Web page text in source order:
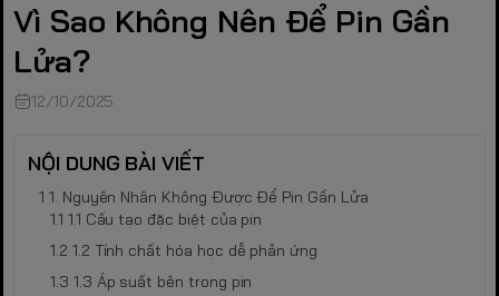
Vì Sao Không Nên Để Pin Gần
Lửa?
12/10/2025
NỘI DUNG BÀI VIẾT
1. Nguyên Nhân Không Được Để Pin Gần Lửa
1.1 Cấu tạo đặc biệt của pin
1.2 Tính chất hóa học dễ phản ứng
1.3 Áp suất bên trong pin